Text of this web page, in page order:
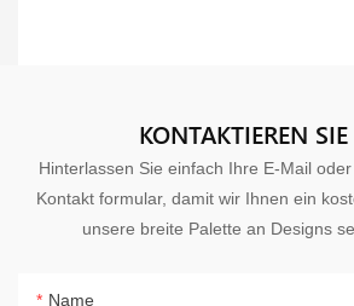
KONTAKTIEREN
Hinterlassen Sie einfach Ihre E-Mail
Kontakt formular, damit wir Ihnen ein
unsere breite Palette an Designs
Name